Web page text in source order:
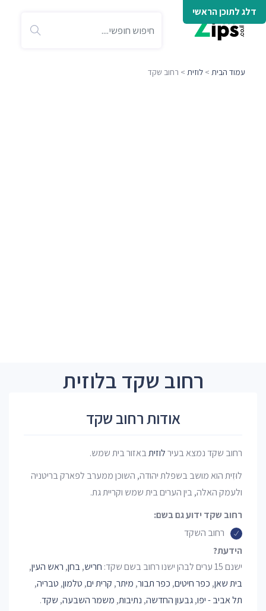
דלג לתוכן הראשי
עמוד הבית > לוזית > רחוב שקד
רחוב שקד בלוזית
אודות רחוב שקד
רחוב שקד נמצא בעירלוזיתבאזור בית שמש.
לוּזִית הוא מושב בשפלת יהודה, השוכן ממערב לפארק בריטניה
ולעמק האלה, בין הערים בית שמש וקריית גת.
רחוב שקד ידוע גם בשם:
רחוב השקד
הידעת?
ישנם 15 ערים לבהן ישנו רחוב בשם שקד:
חריש,בחן, ראש העין,
בית שאן, כפר חיטים, כפר תבור, מיתר, קרית ים, טלמון, טבריה,
תל אביב - יפו,גבעון החדשה, נתיבות, משמר השבעה, שקד.